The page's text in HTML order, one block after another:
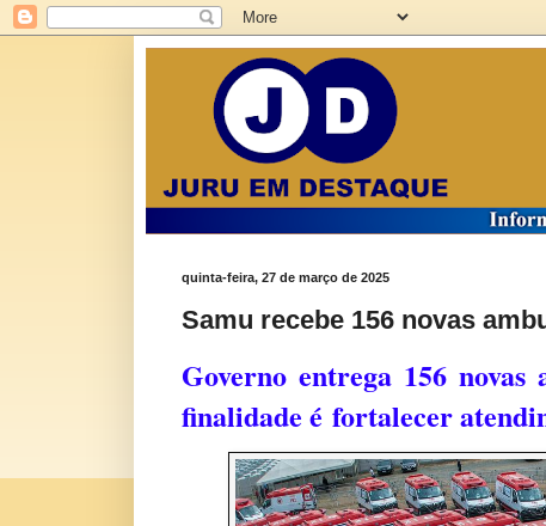
quinta-feira, 27 de março de 2025
Samu recebe 156 novas
Governo entrega 156
finalidade é fortalecer